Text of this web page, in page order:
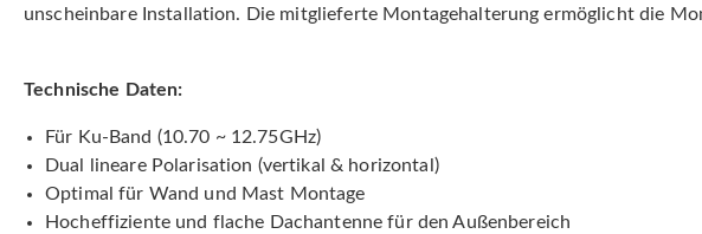
unscheinbare Installation. Die mitglieferte Montagehalterung ermöglicht die
Technische Daten:
Für Ku-Band (10.70 ~ 12.75GHz)
Dual lineare Polarisation (vertikal & horizontal)
Optimal für Wand und Mast Montage
Hocheffiziente und flache Dachantenne für den Außenbereich